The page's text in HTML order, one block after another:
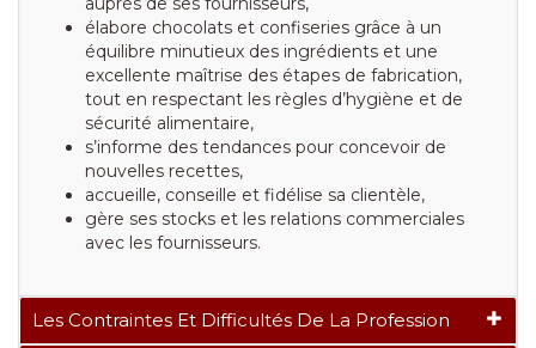
élabore chocolats et confiseries grâce à un
équilibre minutieux des ingrédients et une
excellente maîtrise des étapes de fabrication,
tout en respectant les règles d’hygiène et de
sécurité alimentaire,
s’informe des tendances pour concevoir de
nouvelles recettes,
accueille, conseille et fidélise sa clientèle,
gère ses stocks et les relations commerciales
avec les fournisseurs.
Les Contraintes Et Difficultés De La Profession